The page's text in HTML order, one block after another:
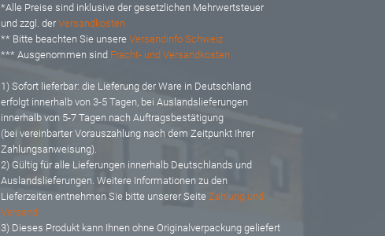
*Alle Preise sind inklusive der gesetzlichen Mehrwertsteuer
und zzgl. derVersandkosten
** Bitte beachten Sie unsere Versandinfo Schweiz
*** Ausgenommen sind Fracht- und Versandkosten
1) Sofort lieferbar: die Lieferung der Ware in Deutschland
erfolgt innerhalb von 3-5 Tagen, bei Auslandslieferungen
innerhalb von 5-7 Tagen nach Auftragsbestätigung
(bei vereinbarter Vorauszahlung nach dem Zeitpunkt Ihrer
Zahlungsanweisung).
2) Gültig für alle Lieferungen innerhalb Deutschlands und
Auslandslieferungen. Weitere Informationen zu den
Lieferzeiten entnehmen Sie bitte unserer Seite Zahlung und
Versand
3) Dieses Produkt kann Ihnen ohne Originalverpackung geliefert